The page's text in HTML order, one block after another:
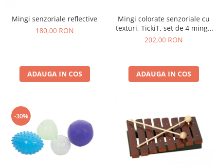
Mingi senzoriale reflective
180,00 RON
ADAUGA IN COS
Mingi colorate senzoriale cu
texturi, TickiT, set de 4 mingi,
multicolor
202,00 RON
ADAUGA IN COS
-30%